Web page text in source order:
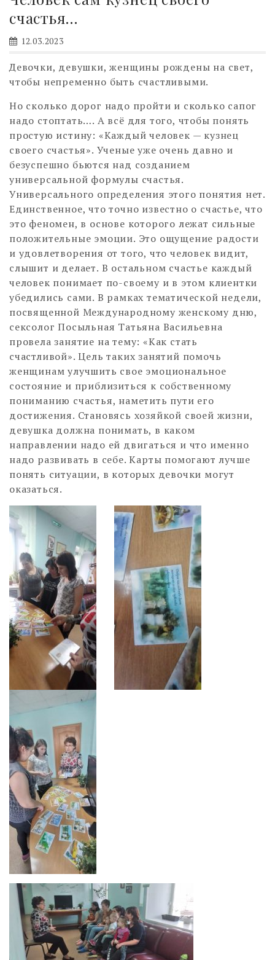
счастья…
12.03.2023
Девочки, девушки, женщины рождены на свет,
чтобы непременно быть счастливыми.
Но сколько дорог надо пройти и сколько сапог
надо стоптать…. А всё для того, чтобы понять
простую истину: «Каждый человек — кузнец
своего счастья». Ученые уже очень давно и
безуспешно бьются над созданием
универсальной формулы счастья.
Универсального определения этого понятия нет.
Единственное, что точно известно о счастье, что
это феномен, в основе которого лежат сильные
положительные эмоции. Это ощущение радости
и удовлетворения от того, что человек видит,
слышит и делает. В остальном счастье каждый
человек понимает по-своему и в этом клиентки
убедились сами. В рамках тематической недели,
посвященной Международному женскому дню,
сексолог Посыльная Татьяна Васильевна
провела занятие на тему: «Как стать
счастливой». Цель таких занятий помочь
женщинам улучшить свое эмоциональное
состояние и приблизиться к собственному
пониманию счастья, наметить пути его
достижения. Становясь хозяйкой своей жизни,
девушка должна понимать, в каком
направлении надо ей двигаться и что именно
надо развивать в себе. Карты помогают лучше
понять ситуации, в которых девочки могут
оказаться.